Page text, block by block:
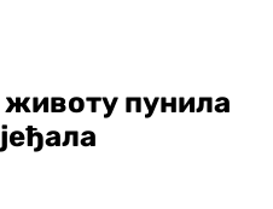
животу пунила